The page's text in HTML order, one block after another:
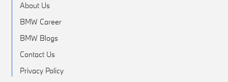
About Us
BMW Career
BMW Blogs
Contact Us
Privacy Policy